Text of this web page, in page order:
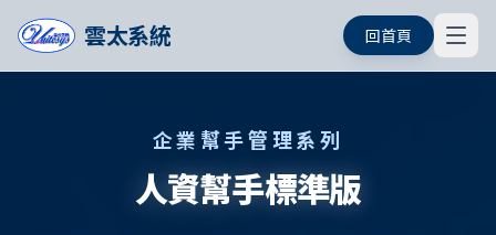
雲太系統 回首頁
企業幫手管理系列
人資幫手標準版